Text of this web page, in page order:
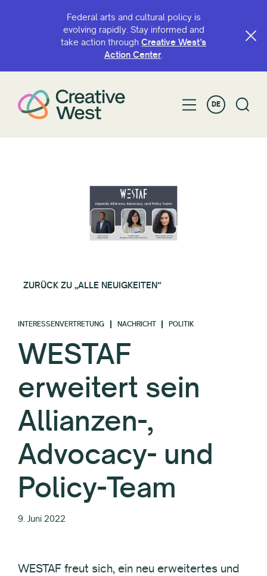
Federal arts and cultural policy is
evolving rapidly. Stay informed and
take action through Creative West’s
Action Center.
DE
ZURÜCK ZU „ALLE NEUIGKEITEN“
INTERESSENVERTRETUNG NACHRICHT POLITIK
WESTAF
erweitert sein
Allianzen-,
Advocacy- und
Policy-Team
9. Juni 2022
WESTAF freut sich, ein neu erweitertes und